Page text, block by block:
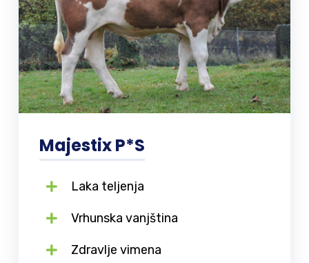
Majestix P*S
Laka teljenja
Vrhunska vanjština
Zdravlje vimena